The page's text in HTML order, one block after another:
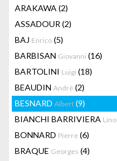
ARAKAWA (2)
ASSADOUR (2)
BAJ Enrico (5)
BARBISAN Giovanni (16)
BARTOLINI Luigi (18)
BEAUDIN André (2)
BESNARD Albert (9)
BIANCHI BARRIVIERA Lino
BONNARD Pierre (6)
BRAQUE Georges (4)